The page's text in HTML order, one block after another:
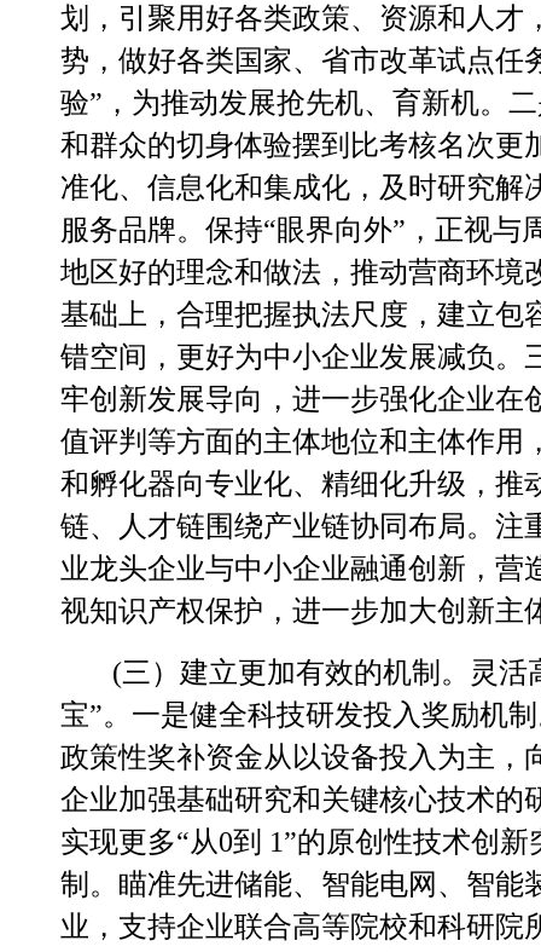
划，引聚用好各类政策、资源和人才
势，做好各类国家、省市改革试点任
验”，为推动发展抢先机、育新机。
和群众的切身体验摆到比考核名次更
准化、信息化和集成化，及时研究解
服务品牌。保持“眼界向外”，正视
地区好的理念和做法，推动营商环境
基础上，合理把握执法尺度，建立
错空间，更好为中小企业发展减负。
牢创新发展导向，进一步强化企业在
值评判等方面的主体地位和主体作用
和孵化器向专业化、精细化升级，推
链、人才链围绕产业链协同布局。注
业龙头企业与中小企业融通创新，
视知识产权保护，进一步加大创新主
(三）建立更加有效的机制。
灵活
宝”。 一是健全科技研发投入奖励机
政策性奖补资金从以设备投入为主，
企业加强基础研究和关键核心技术的
实现更多“从0到 1”的原创性技术创新
制。 瞄准先进储能、智能电网、智能
业，支持企业联合高等院校和科研